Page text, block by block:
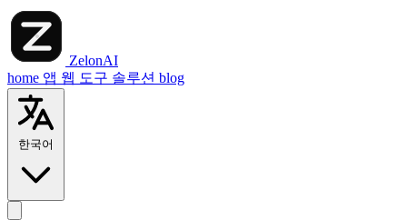
ZelonAI
home 앱 웹 도구 솔루션 blog
한국어